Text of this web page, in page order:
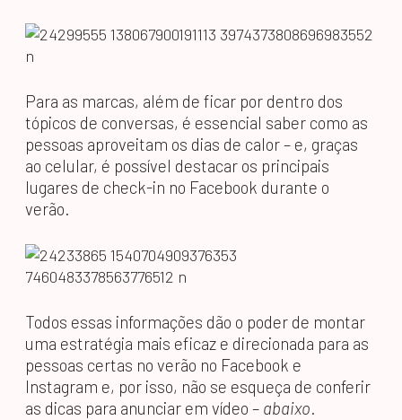
Para as marcas, além de ficar por dentro dos
tópicos de conversas, é essencial saber como as
pessoas aproveitam os dias de calor – e, graças
ao celular, é possível destacar os principais
lugares de check-in no Facebook durante o
verão.
Todos essas informações dão o poder de montar
uma estratégia mais eficaz e direcionada para as
pessoas certas no verão no Facebook e
Instagram e, por isso, não se esqueça de conferir
as dicas para anunciar em vídeo – abaixo.